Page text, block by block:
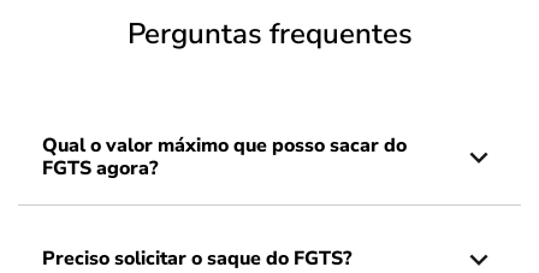
Perguntas frequentes
Qual o valor máximo que posso sacar do
FGTS agora?
Preciso solicitar o saque do FGTS?